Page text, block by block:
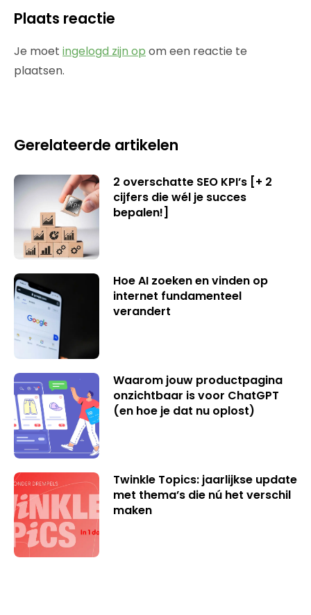
Plaats reactie
Je moet ingelogd zijn op om een reactie te
plaatsen.
Gerelateerde artikelen
2 overschatte SEO KPI’s [+ 2
cijfers die wél je succes
bepalen!]
Hoe AI zoeken en vinden op
internet fundamenteel
verandert
Waarom jouw productpagina
onzichtbaar is voor ChatGPT
(en hoe je dat nu oplost)
Twinkle Topics: jaarlijkse update
met thema’s die nú het verschil
maken